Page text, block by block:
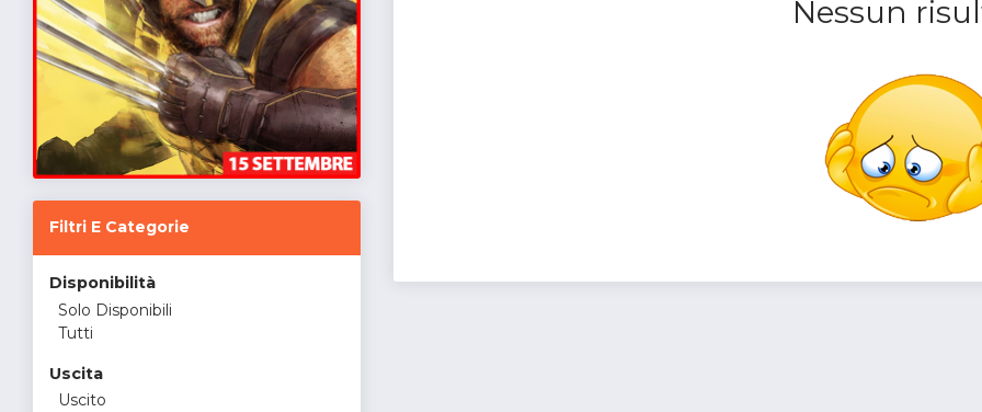
Filtri E Categorie
Disponibilità
Solo Disponibili
Tutti
Uscita
Uscito
Nessun